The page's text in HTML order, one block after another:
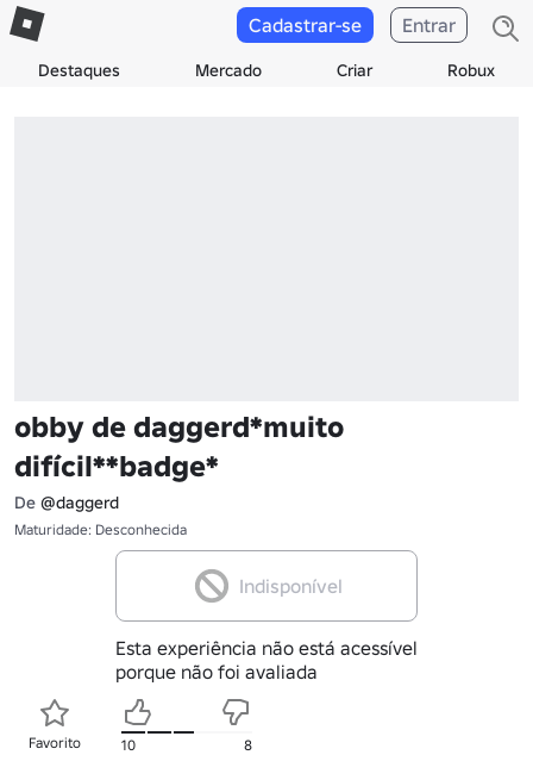
Destaques Mercado Criar Robux
Cadastrar-se Entrar
obby de daggerd*muito
difícil**badge*
De @daggerd
Maturidade: Desconhecida
Indisponível
Esta experiência não está acessível
porque não foi avaliada
Favorito 10 8